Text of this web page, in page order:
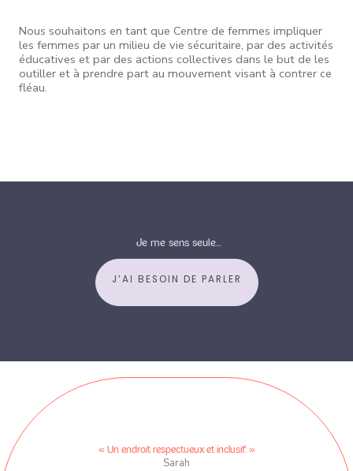
Nous souhaitons en tant que Centre de femmes impliquer
les femmes par un milieu de vie sécuritaire, par des activités
éducatives et par des actions collectives dans le but de les
outiller et à prendre part au mouvement visant à contrer ce
fléau.
Je me sens seule...
J’AI BESOIN DE PARLER
les « Un endroit respectueux et inclusif. »
Sarah
«